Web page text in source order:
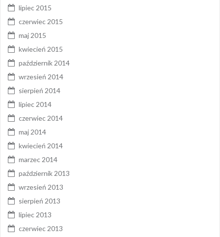
lipiec 2015
czerwiec 2015
maj 2015
kwiecień 2015
październik 2014
wrzesień 2014
sierpień 2014
lipiec 2014
czerwiec 2014
maj 2014
kwiecień 2014
marzec 2014
październik 2013
wrzesień 2013
sierpień 2013
lipiec 2013
czerwiec 2013